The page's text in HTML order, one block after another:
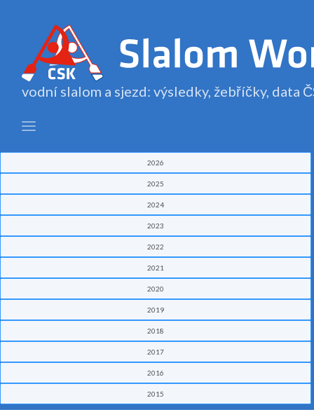
vodní slalom a sjezd: výsledky, žebříčky, data
2026
2025
2024
2023
2022
2021
2020
2019
2018
2017
2016
2015